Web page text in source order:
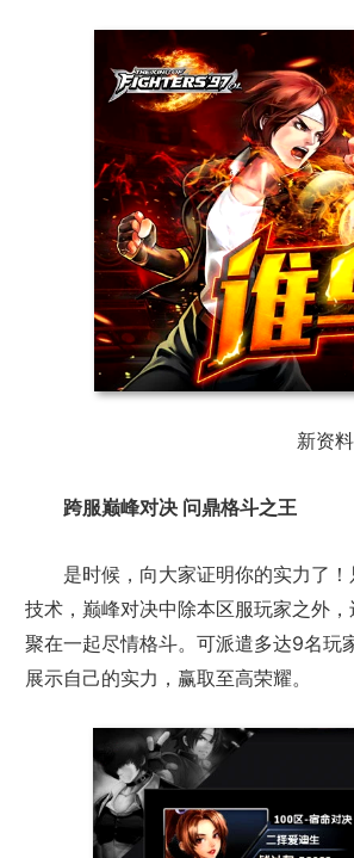
新资
跨服巅峰对决 问鼎格斗之王
是时候，向大家证明你的实力了
技术，巅峰对决中除本区服玩家之外
聚在一起尽情格斗。可派遣多达9名玩
展示自己的实力，赢取至高荣耀。
的囧图